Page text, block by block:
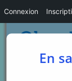
En
Connexion